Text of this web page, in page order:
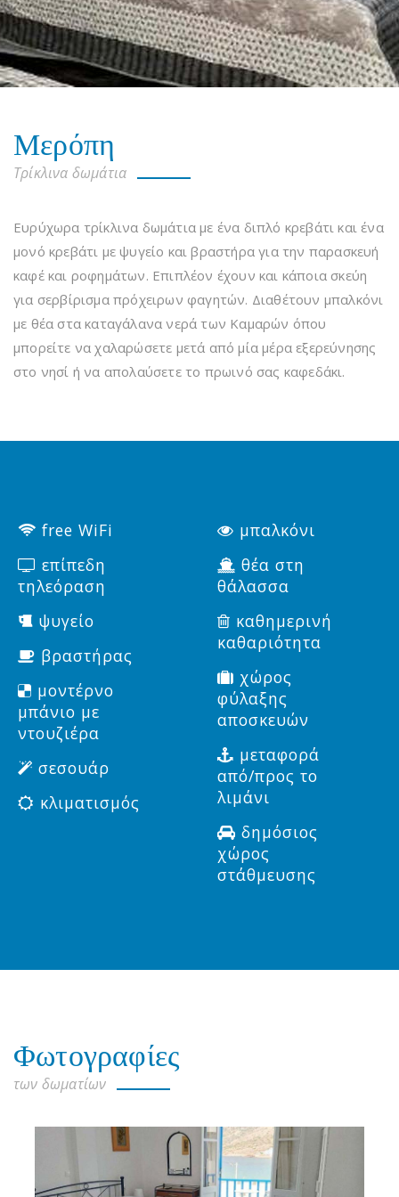
Μερόπη
Τρίκλινα δωμάτια
Ευρύχωρα τρίκλινα δωμάτια με ένα διπλό κρεβάτι και ένα
μονό κρεβάτι με ψυγείο και βραστήρα για την παρασκευή
καφέ και ροφημάτων. Επιπλέον έχουν και κάποια σκεύη
για σερβίρισμα πρόχειρων φαγητών. Διαθέτουν μπαλκόνι
με θέα στα καταγάλανα νερά των Καμαρών όπου
μπορείτε να χαλαρώσετε μετά από μία μέρα εξερεύνησης
στο νησί ή να απολαύσετε το πρωινό σας καφεδάκι.
free WiFi
επίπεδη
τηλεόραση
ψυγείο
βραστήρας
μοντέρνο
μπάνιο με
ντουζιέρα
σεσουάρ
κλιματισμός
μπαλκόνι
θέα στη
θάλασσα
καθημερινή
καθαριότητα
χώρος
φύλαξης
αποσκευών
μεταφορά
από/προς το
λιμάνι
δημόσιος
χώρος
στάθμευσης
Φωτογραφίες
των δωματίων